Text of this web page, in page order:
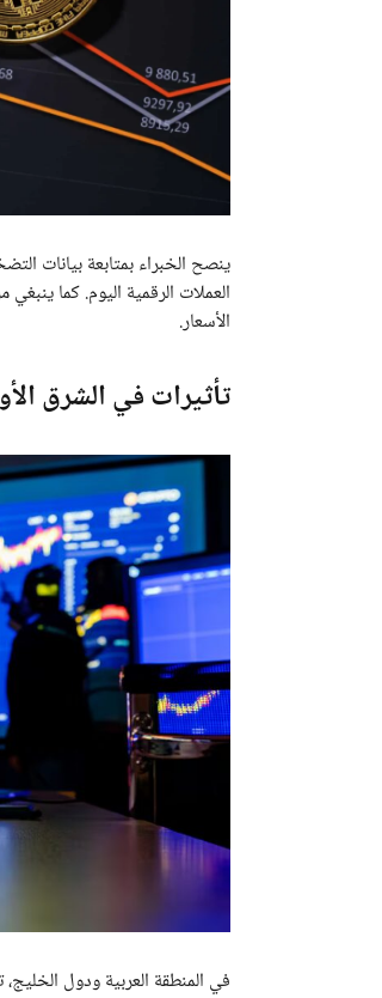
ينصح الخبراء بمتابعة بيانات
العملات الرقمية اليوم. كما
الأسعار.
تأثيرات في الشرق
في المنطقة العربية ودول